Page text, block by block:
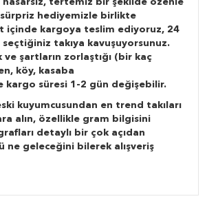
tertemiz bir şekilde özenle
hediyemizle birlikte
içinde kargoya teslim ediyoruz, 24
takıya kavuşuyorsunuz.
ve şartların zorlaştığı (bir kaç
köy, kasaba
kargo süresi 1-2 gün değişebilir.
kuyumcusundan en trend takıları
alın, özellikle gram bilgisini
detaylı bir çok açıdan
ne geleceğini bilerek alışveriş